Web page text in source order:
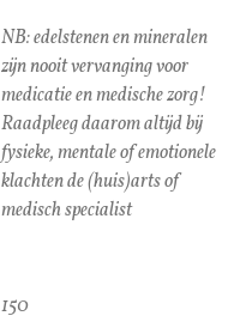
NB: edelstenen en mineralen
zijn nooit vervanging voor
medicatie en medische zorg!
Raadpleeg daarom altijd bij
fysieke, mentale of emotionele
klachten de (huis)arts of
medisch specialist
150